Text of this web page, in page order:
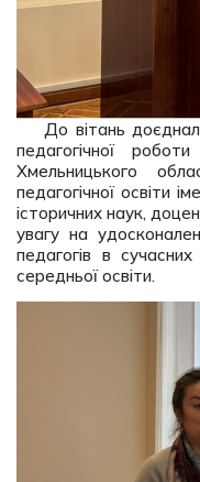
До вітань
педагогічної
Хмельницького
педагогічної освіти
історичних наук,
увагу на
педагогів в
середньої освіти.